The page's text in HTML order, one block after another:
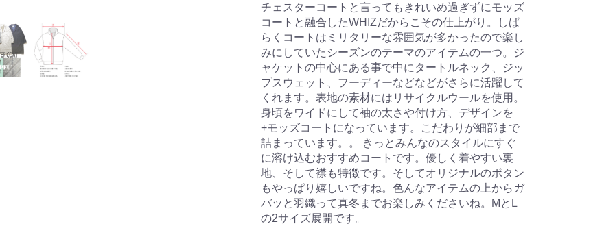
チェスターコートと言ってもきれいめ過ぎずにモッズ
コートと融合したWHIZだからこその仕上がり。しば
らくコートはミリタリーな雰囲気が多かったので楽し
みにしていたシーズンのテーマのアイテムの一つ。ジ
ャケットの中心にある事で中にタートルネック、ジッ
プスウェット、フーディーなどなどがさらに活躍して
くれます。表地の素材にはリサイクルウールを使用。
身頃をワイドにして袖の太さや付け方、デザインを
+モッズコートになっています。こだわりが細部まで
詰まっています。。 きっとみんなのスタイルにすぐ
に溶け込むおすすめコートです。優しく着やすい裏
地、そして襟も特徴です。そしてオリジナルのボタン
もやっぱり嬉しいですね。色んなアイテムの上からガ
バッと羽織って真冬までお楽しみくださいね。MとL
の2サイズ展開です。